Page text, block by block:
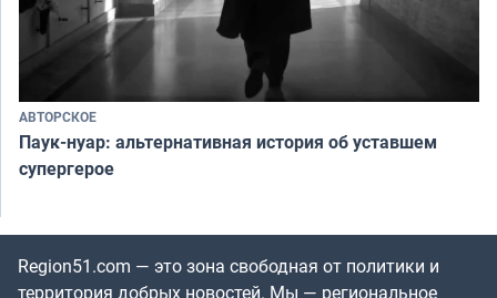
АВТОРСКОЕ
Паук-нуар: альтернативная история об уставшем
супергерое
Region51.com — это зона свободная от политики и
территория добрых новостей. Мы — региональное